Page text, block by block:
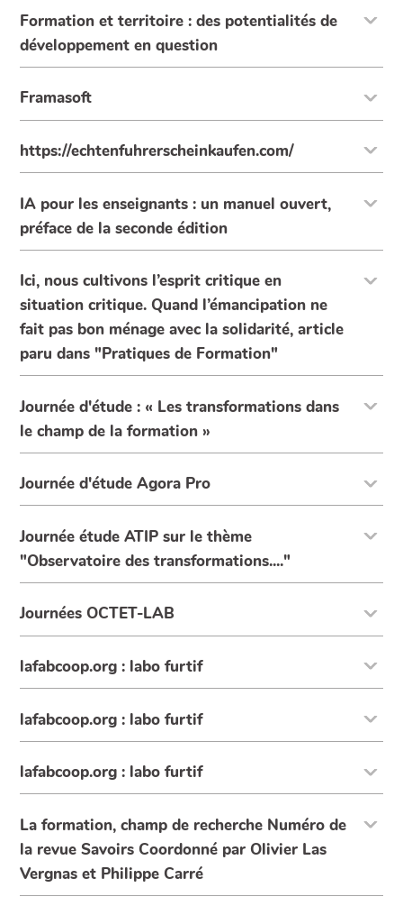
Formation et territoire : des potentialités de
développement en question
Framasoft
https://echtenfuhrerscheinkaufen.com/
IA pour les enseignants : un manuel ouvert,
préface de la seconde édition
Ici, nous cultivons l’esprit critique en
situation critique. Quand l’émancipation ne
fait pas bon ménage avec la solidarité, article
paru dans "Pratiques de Formation"
Journée d'étude : « Les transformations dans
le champ de la formation »
Journée d'étude Agora Pro
Journée étude ATIP sur le thème
"Observatoire des transformations...."
Journées OCTET-LAB
lafabcoop.org : labo furtif
lafabcoop.org : labo furtif
lafabcoop.org : labo furtif
La formation, champ de recherche Numéro de
la revue Savoirs Coordonné par Olivier Las
Vergnas et Philippe Carré